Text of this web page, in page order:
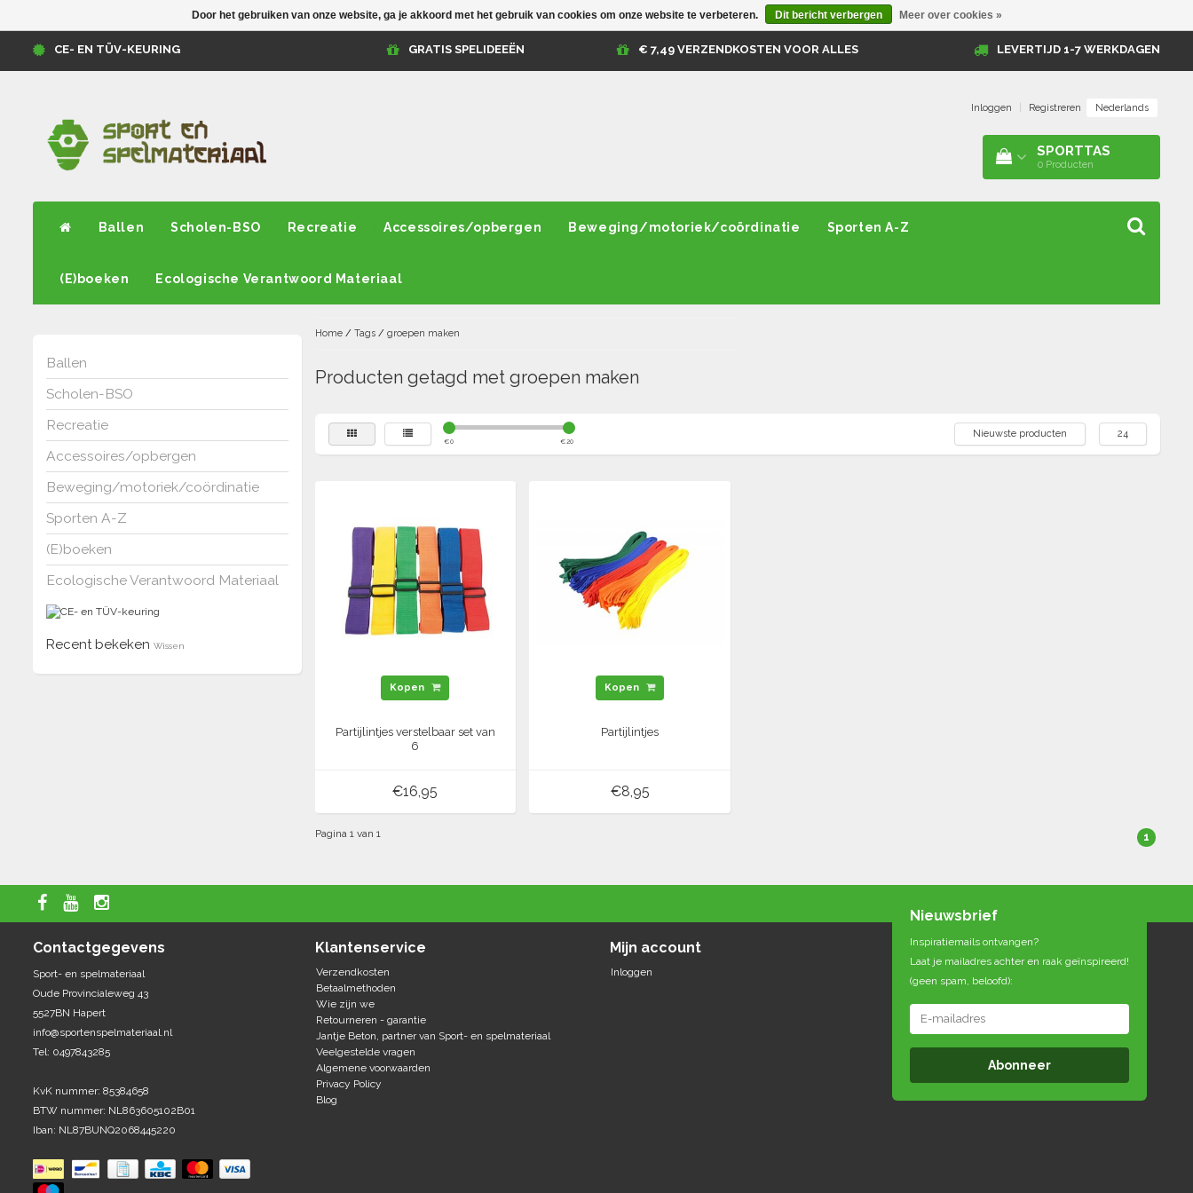
CE- EN TÜV-KEURING GRATIS SPELIDEEËN € 7,49 VERZENDKOSTEN VOOR ALLES LEVERTIJD 1-7 WERKDAGEN
Inloggen Registreren Nederlands
SPORTTAS
0 Producten
Ballen Scholen-BSO Recreatie Accessoires/opbergen Beweging/motoriek/coördinatie Sporten A-Z
(E)boeken Ecologische Verantwoord Materiaal
Ballen
Scholen-BSO
Recreatie
Accessoires/opbergen
Beweging/motoriek/coördinatie
Sporten A-Z
(E)boeken
Ecologische Verantwoord Materiaal
Recent bekeken Wissen
Home/ Tags/ groepen maken
Producten getagd met groepen maken
€0 € 20
Nieuwste producten 24
Kopen
Partijlintjes verstelbaar set van
6
€16,95
Kopen
Partijlintjes
€8,95
Pagina 1 van 1 1
Contactgegevens
Sport- en spelmateriaal
Oude Provincialeweg 43
5527BN Hapert
info@sportenspelmateriaal.nl
Tel: 0497843285
KvK nummer: 85384658
BTW nummer: NL863605102B01
Iban: NL87BUNQ2068445220
Klantenservice
Verzendkosten
Betaalmethoden
Wie zijn we
Retourneren - garantie
Jantje Beton, partner van Sport- en spelmateriaal
Veelgestelde vragen
Algemene voorwaarden
Privacy Policy
Blog
Mijn account
Inloggen
Nieuwsbrief
Inspiratiemails ontvangen?
Laat je mailadres achter en raak geïnspireerd!
(geen spam, beloofd):
Abonneer
Door het gebruiken van onze website, ga je akkoord met het gebruik van cookies om onze website te verbeteren. Dit bericht verbergen Meer over cookies »